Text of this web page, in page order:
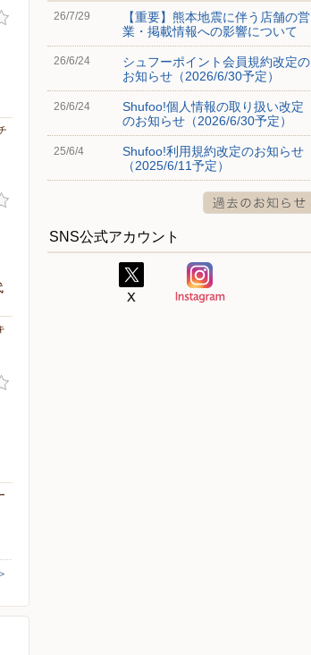
＞
26/7/29
【重要】熊本地震に伴う店舗の営
業・掲載情報への影響について
26/6/24
シュフーポイント会員規約改定の
お知らせ（2026/6/30予定）
26/6/24
Shufoo!個人情報の取り扱い改定
のお知らせ（2026/6/30予定）
25/6/4
Shufoo!利用規約改定のお知らせ
（2025/6/11予定）
SNS公式アカウント